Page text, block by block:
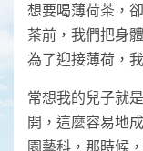
想要喝薄荷茶，
茶前，我們把身
為了迎接薄荷，
常想我的兒子就
開，這麼容易地
園藝科，那時候